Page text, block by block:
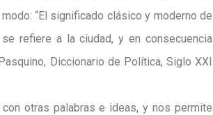
“El significado clásico y moderno de
refiere a la ciudad, y en consecuencia
Diccionario de Política, Siglo XXI
otras palabras e ideas, y nos permite